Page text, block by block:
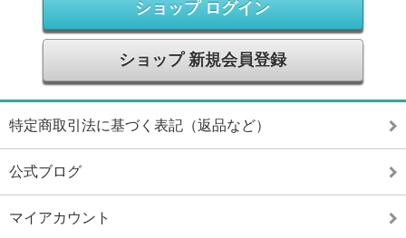
ショップ ログイン
ショップ 新規会員登録
特定商取引法に基づく表記（返品など）
公式ブログ
マイアカウント